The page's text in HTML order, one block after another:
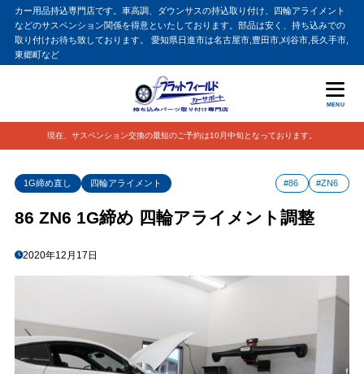
カー用品持込専門店です。車高調、ダウンサスの持込取り付け、四輪アライメント
などのサスペンション関係を得意といたしております。部品は安く、持ち込みでの
取り付けお待ち致しております。 愛知県日進市は名古屋市,豊田市,刈谷市,長久手市,
東郷町など
MENU
現在、サスペンション交換の最短のご予約は10月中旬となっております。
1G締め直し 四輪アライメント #86 #ZN6
86 ZN6 1G締め 四輪アライメント調整
2020年12月17日